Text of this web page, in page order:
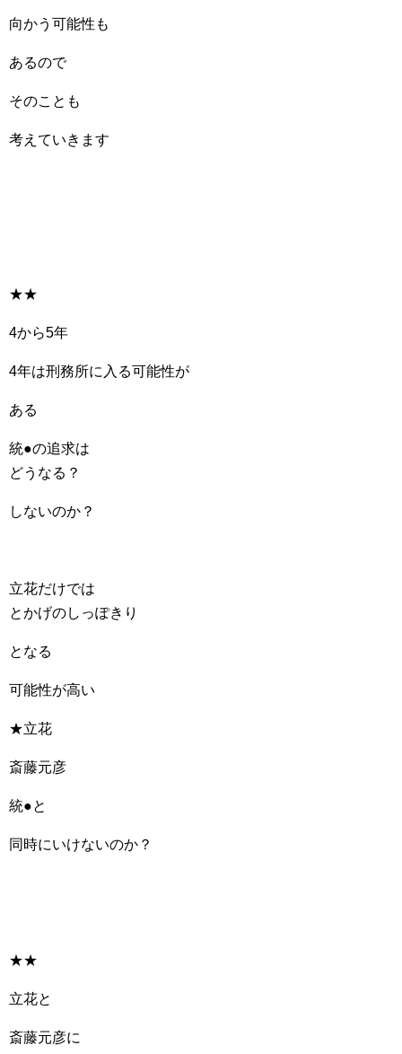
向かう可能性も
あるので
そのことも
考えていきます
★★
4から5年
4年は刑務所に入る可能性が
ある
統●の追求は
どうなる？
しないのか？
立花だけでは
とかげのしっぽきり
となる
可能性が高い
★立花
斎藤元彦
統●と
同時にいけないのか？
★★
立花と
斎藤元彦に